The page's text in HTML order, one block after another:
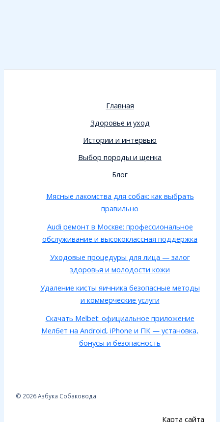
Главная
Здоровье и уход
Истории и интервью
Выбор породы и щенка
Блог
Мясные лакомства для собак: как выбрать
правильно
Audi ремонт в Москве: профессиональное
обслуживание и высококлассная поддержка
Уходовые процедуры для лица — залог
здоровья и молодости кожи
Удаление кисты яичника безопасные методы
и коммерческие услуги
Скачать Melbet: официальное приложение
Мелбет на Android, iPhone и ПК — установка,
бонусы и безопасность
© 2026 Азбука Собаковода
Карта сайта